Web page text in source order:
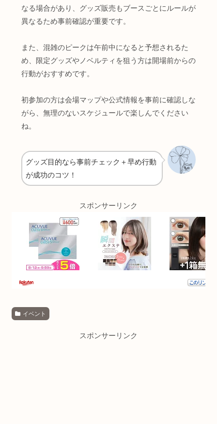
なる場合があり、グッズ販売もブースごとにルールが
異なるため事前確認が重要です。
また、混雑のピークは午前中になると予想されるた
め、限定グッズやノベルティを狙う方は開場前からの
行動がおすすめです。
初参加の方は会場マップや公式情報を事前に確認しな
がら、無理のないスケジュールで楽しんでください
ね。
グッズ目的なら事前チェック＋早め行動
が成功のコツ！
スポンサーリンク
イベント
スポンサーリンク